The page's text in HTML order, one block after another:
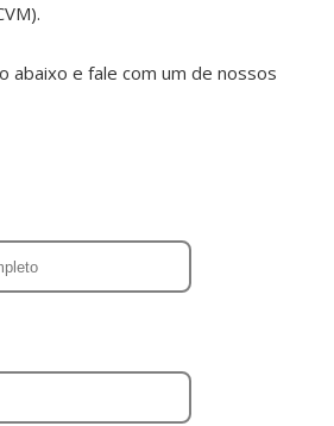
abaixo e fale com um de nossos